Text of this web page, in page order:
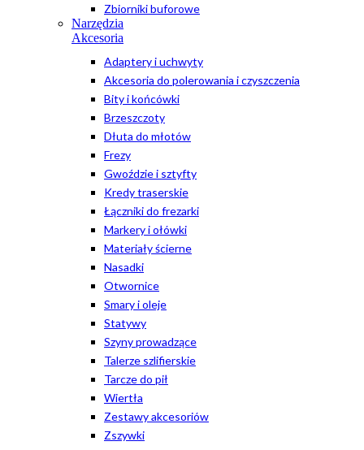
Zbiorniki buforowe
Narzędzia
Akcesoria
Adaptery i uchwyty
Akcesoria do polerowania i czyszczenia
Bity i końcówki
Brzeszczoty
Dłuta do młotów
Frezy
Gwoździe i sztyfty
Kredy traserskie
Łączniki do frezarki
Markery i ołówki
Materiały ścierne
Nasadki
Otwornice
Smary i oleje
Statywy
Szyny prowadzące
Talerze szlifierskie
Tarcze do pił
Wiertła
Zestawy akcesoriów
Zszywki